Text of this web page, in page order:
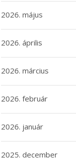
2026. május
2026. április
2026. március
2026. február
2026. január
2025. december